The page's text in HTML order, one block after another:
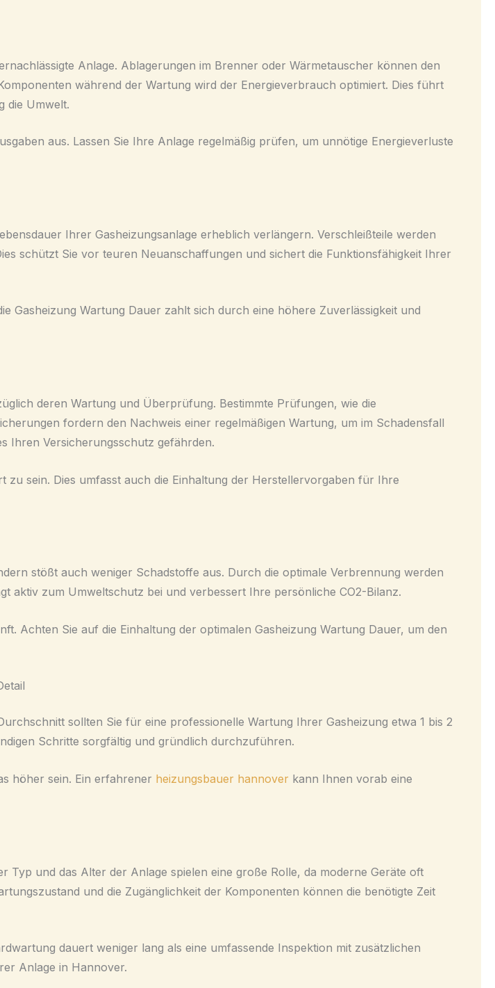
Anlage. Ablagerungen im Brenner oder Wärmetauscher können den
während der Wartung wird der Energieverbrauch optimiert. Dies führt
die Umwelt.
aus. Lassen Sie Ihre Anlage regelmäßig prüfen, um unnötige Energieverluste
Ihrer Gasheizungsanlage erheblich verlängern. Verschleißteile werden
schützt Sie vor teuren Neuanschaffungen und sichert die Funktionsfähigkeit Ihrer
Gasheizung Wartung Dauer zahlt sich durch eine höhere Zuverlässigkeit und
deren Wartung und Überprüfung. Bestimmte Prüfungen, wie die
fordern den Nachweis einer regelmäßigen Wartung, um im Schadensfall
Ihren Versicherungsschutz gefährden.
sein. Dies umfasst auch die Einhaltung der Herstellervorgaben für Ihre
stößt auch weniger Schadstoffe aus. Durch die optimale Verbrennung werden
aktiv zum Umweltschutz bei und verbessert Ihre persönliche CO2-Bilanz.
Achten Sie auf die Einhaltung der optimalen Gasheizung Wartung Dauer, um den
sollten Sie für eine professionelle Wartung Ihrer Gasheizung etwa 1 bis 2
Schritte sorgfältig und gründlich durchzuführen.
höher sein. Ein erfahrener heizungsbauer hannover kann Ihnen vorab eine
und das Alter der Anlage spielen eine große Rolle, da moderne Geräte oft
und die Zugänglichkeit der Komponenten können die benötigte Zeit
dauert weniger lang als eine umfassende Inspektion mit zusätzlichen
Anlage in Hannover.